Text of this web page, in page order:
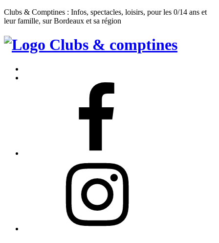
Clubs & Comptines : Infos, spectacles, loisirs, pour les 0/14 ans et
leur famille, sur Bordeaux et sa région
Clubs
Comptines